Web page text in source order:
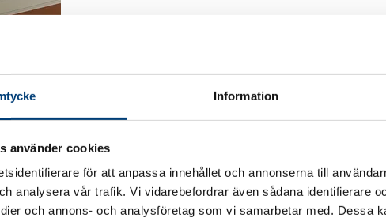
Information
använder cookies
för att anpassa innehållet och annonserna till
analysera vår trafik. Vi vidarebefordrar även sådana identifierare
och annons- och analysföretag som vi samarbetar med. Dessa